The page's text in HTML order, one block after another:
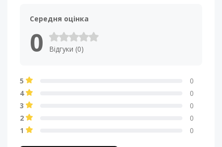
Середня оцінка
0 Відгуки (0)
5
0
4
0
3
0
2
0
1
0